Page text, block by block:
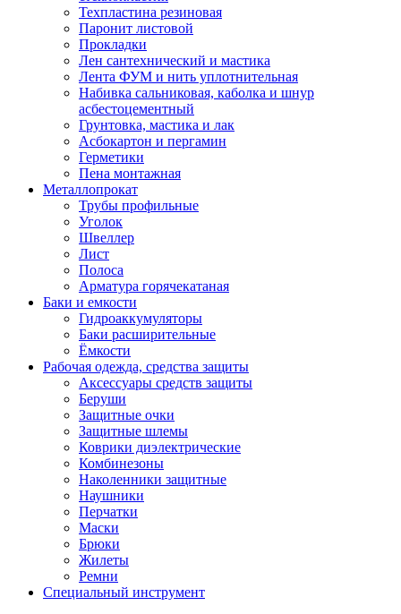
Техпластина резиновая
Паронит листовой
Прокладки
Лен сантехнический и мастика
Лента ФУМ и нить уплотнительная
Набивка сальниковая, каболка и шнур
асбестоцементный
Грунтовка, мастика и лак
Асбокартон и пергамин
Герметики
Пена монтажная
Металлопрокат
Трубы профильные
Уголок
Швеллер
Лист
Полоса
Арматура горячекатаная
Баки и емкости
Гидроаккумуляторы
Баки расширительные
Ёмкости
Рабочая одежда, средства защиты
Аксессуары средств защиты
Беруши
Защитные очки
Защитные шлемы
Коврики диэлектрические
Комбинезоны
Наколенники защитные
Наушники
Перчатки
Маски
Брюки
Жилеты
Ремни
Специальный инструмент